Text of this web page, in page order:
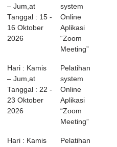
– Jum,at
Tanggal : 15 -
16 Oktober
2026
system
Online
Aplikasi
“Zoom
Meeting”
Hari : Kamis
– Jum,at
Tanggal : 22 -
23 Oktober
2026
Pelatihan
system
Online
Aplikasi
“Zoom
Meeting”
Hari : Kamis
Pelatihan